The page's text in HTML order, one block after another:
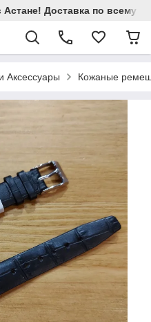
Доставка по всему
Аксессуары Кожаные